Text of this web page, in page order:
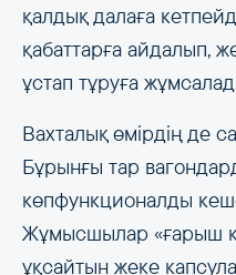
қалдық далаға
қабаттарға айдалып,
ұстап тұруға
Вахталық өмірдің де
Бұрынғы тар
көпфункционалды
Жұмысшылар «ғарыш
ұқсайтын жеке